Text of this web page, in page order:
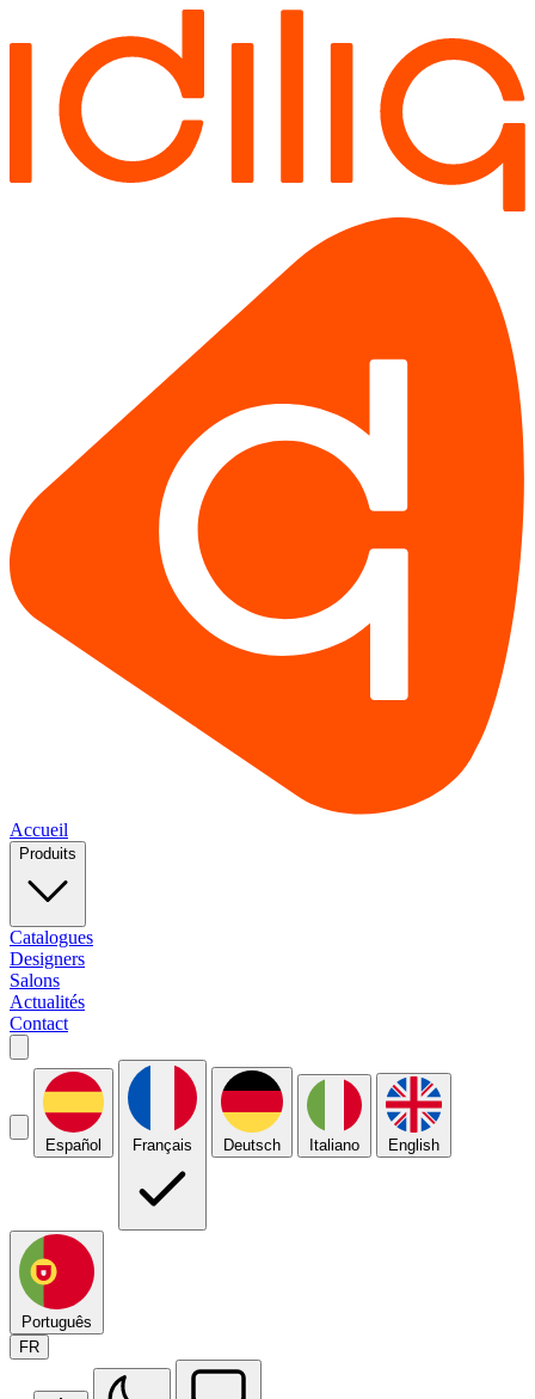
Accueil
Produits
Catalogues
Designers
Salons
Actualités
Contact
Español Français Deutsch Italiano English
Português
FR